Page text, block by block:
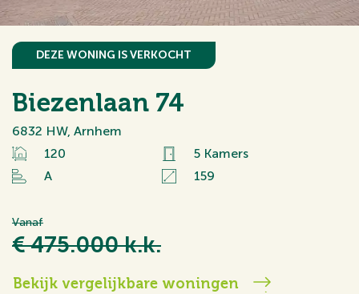
DEZE WONING IS VERKOCHT
Biezenlaan 74
6832 HW, Arnhem
120
5 Kamers
A
159
Vanaf
€ 475.000 k.k.
Bekijk vergelijkbare woningen